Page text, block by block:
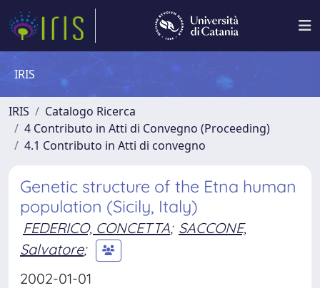
IRIS
IRIS
Catalogo Ricerca
4 Contributo in Atti di Convegno (Proceeding)
4.1 Contributo in Atti di convegno
Genetic structure of the Etna human
population (Sicily, Italy)
FEDERICO, CONCETTA; SACCONE,
Salvatore;
2002-01-01